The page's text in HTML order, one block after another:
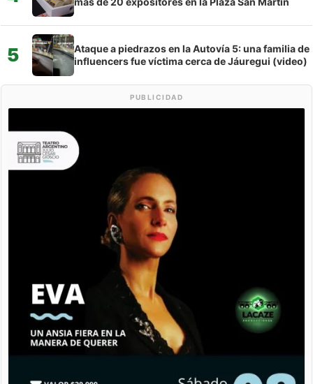
5
Ataque a piedrazos en la Autovía 5: una familia de
influencers fue víctima cerca de Jáuregui (video)
PUBLICIDAD